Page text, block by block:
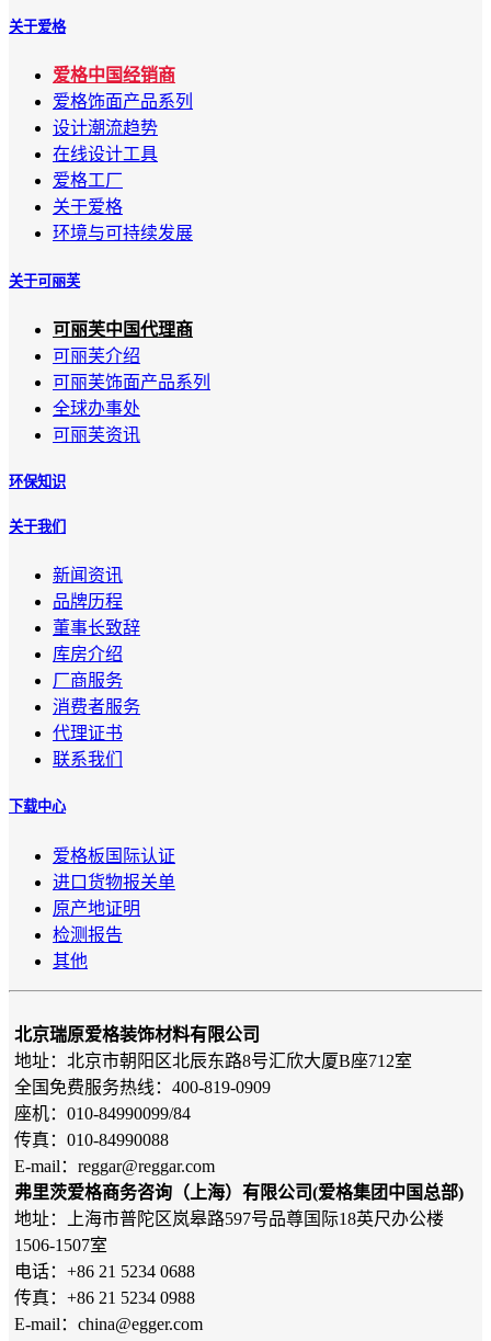
关于爱格
爱格中国经销商
爱格饰面产品系列
设计潮流趋势
在线设计工具
爱格工厂
关于爱格
环境与可持续发展
关于可丽芙
可丽芙中国代理商
可丽芙介绍
可丽芙饰面产品系列
全球办事处
可丽芙资讯
环保知识
关于我们
新闻资讯
品牌历程
董事长致辞
库房介绍
厂商服务
消费者服务
代理证书
联系我们
下载中心
爱格板国际认证
进口货物报关单
原产地证明
检测报告
其他
北京瑞原爱格装饰材料有限公司
地址：北京市朝阳区北辰东路8号汇欣大厦B座712室
全国免费服务热线：400-819-0909
座机：010-84990099/84
传真：010-84990088
E-mail：reggar@reggar.com
弗里茨爱格商务咨询（上海）有限公司(爱格集团中国总部)
地址：上海市普陀区岚皋路597号品尊国际18英尺办公楼
1506-1507室
电话：+86 21 5234 0688
传真：+86 21 5234 0988
E-mail：china@egger.com